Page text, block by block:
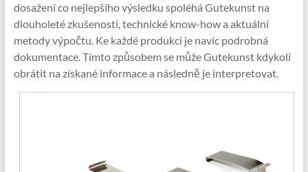
dosažení co nejlepšího výsledku spoléhá Gutekunst na
dlouholeté zkušenosti, technické know-how a aktuální
metody výpočtu. Ke každé produkci je navíc podrobná
dokumentace. Tímto způsobem se může Gutekunst kdykoli
obrátit na získané informace a následně je interpretovat.